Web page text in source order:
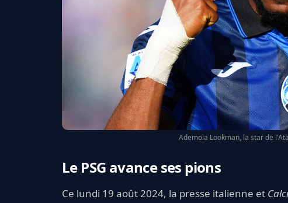
Ademola Lookman, la star de
Le PSG avance ses pions
Ce lundi 19 août 2024, la presse italienne et